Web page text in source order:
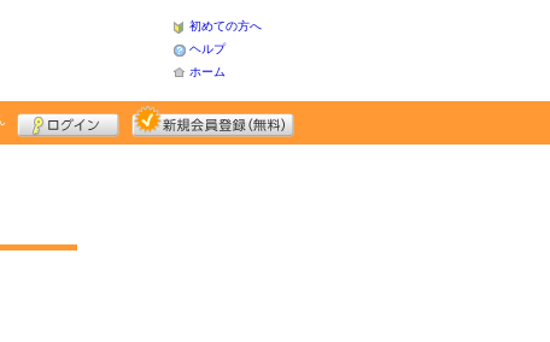
初めての方へ
ヘルプ
ホーム